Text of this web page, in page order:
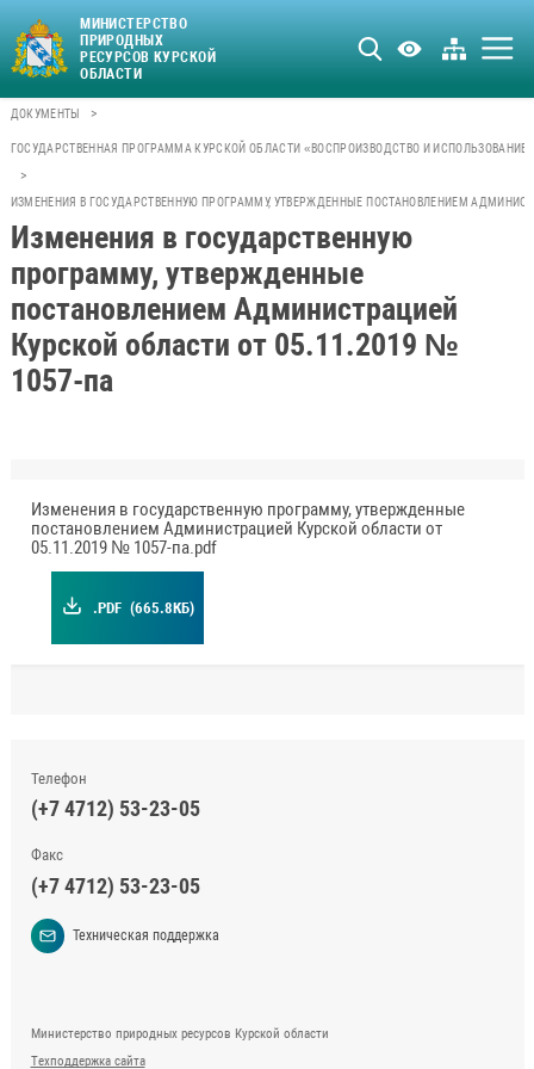
МИНИСТЕРСТВО
ПРИРОДНЫХ
РЕСУРСОВ КУРСКОЙ
ОБЛАСТИ
ДОКУМЕНТЫ >
ГОСУДАРСТВЕННАЯ ПРОГРАММА КУРСКОЙ ОБЛАСТИ «ВОСПРОИЗВОДСТВО И
>
ИЗМЕНЕНИЯ В ГОСУДАРСТВЕННУЮ ПРОГРАММУ, УТВЕРЖДЕННЫЕ ПОСТАНОВЛЕНИЕМ
Изменения в государственную
программу, утвержденные
постановлением Администрацией
Курской области от 05.11.2019 №
1057-па
Изменения в государственную программу, утвержденные
постановлением Администрацией Курской области от
05.11.2019 № 1057-па.pdf
.PDF (665.8КБ)
Телефон
(+7 4712) 53-23-05
Факс
(+7 4712) 53-23-05
Техническая поддержка
Министерство природных ресурсов Курской области
Техподдержка сайта